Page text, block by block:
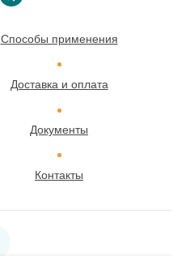
Доставка и оплата
Документы
Способы применения
Контакты